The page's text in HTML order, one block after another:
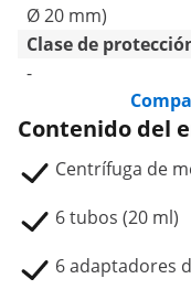
Ø 20 mm)
Clase de
-
Contenido del
Centrífuga de
6 tubos (20 ml)
6 adaptadores